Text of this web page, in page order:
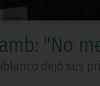
"No
dejó sus